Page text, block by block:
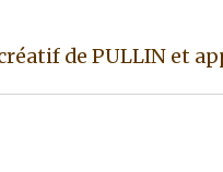
de PULLIN et